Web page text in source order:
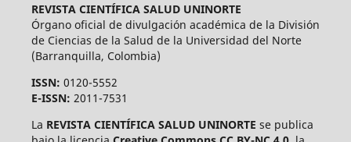
REVISTA CIENTÍFICA SALUD UNINORTE
Órgano oficial de divulgación académica de la División
de Ciencias de la Salud de la Universidad del Norte
(Barranquilla, Colombia)
ISSN: 0120-5552
E-ISSN: 2011-7531
La REVISTA CIENTÍFICA SALUD UNINORTE se publica